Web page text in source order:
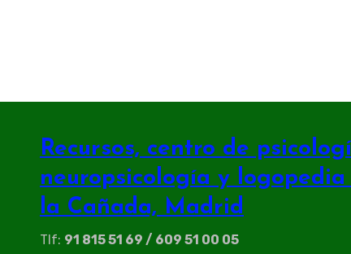
Recursos, centro de
neuropsicología y
la Cañada, Madrid
Tlf: 91 815 51 69 / 609 51 00 05